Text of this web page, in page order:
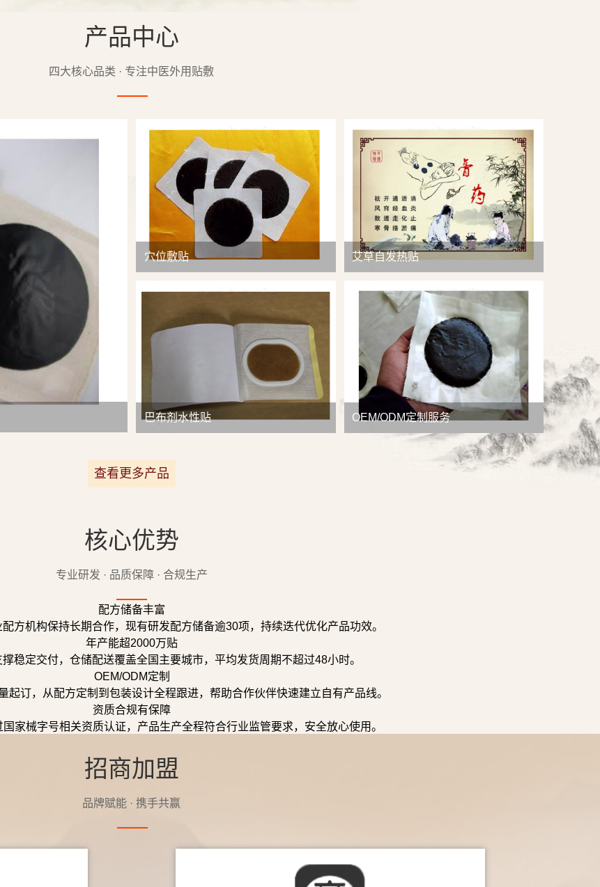
产品中心
四大核心品类 · 专注中医外用贴敷
穴位敷贴 艾草自发热贴
巴布剂水性贴
查看详情
OEM/ODM定制服务
查看详情
查看更多产品
核心优势
专业研发 · 品质保障 · 合规生产
配方储备丰富
方机构保持长期合作，现有研发配方储备逾30项，持续迭代优化产品功效。
年产能超2000万贴
稳定交付，仓储配送覆盖全国主要城市，平均发货周期不超过48小时。
OEM/ODM定制
起订，从配方定制到包装设计全程跟进，帮助合作伙伴快速建立自有产品线。
资质合规有保障
家械字号相关资质认证，产品生产全程符合行业监管要求，安全放心使用。
招商加盟
品牌赋能 · 携手共赢